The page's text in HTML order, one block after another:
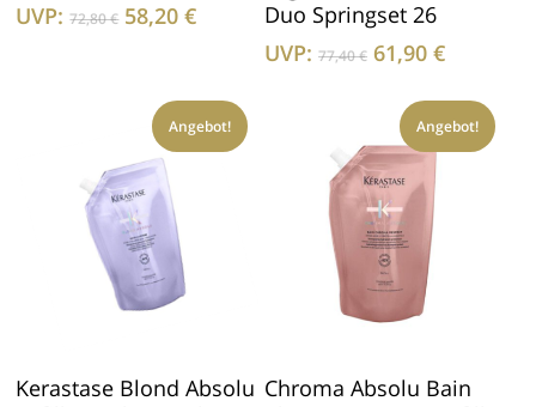
UVP: 72,80€ Ursprünglicher
72,80 €
58,20€Aktueller
58,20 €.
Duo Springset 26
UVP: 77,40€ Ursprünglicher
war:
77,40 €
61,90€
ist:
61,90 €.
Angebot!
In Den Warenkorb
Kerastase Blond Absolu
Angebot!
In Den Warenkorb
Chroma Absolu Bain